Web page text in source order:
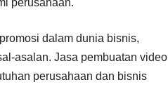
perusahaan.
dalam dunia bisnis,
asalan. Jasa pembuatan video
perusahaan dan bisnis